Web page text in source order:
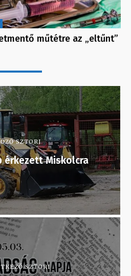
műtétre az „eltűnt”
SZTORI
érkezett Miskolcra
SZTORI